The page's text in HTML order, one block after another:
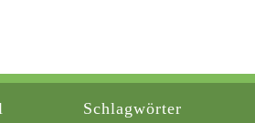
Schlagwörter